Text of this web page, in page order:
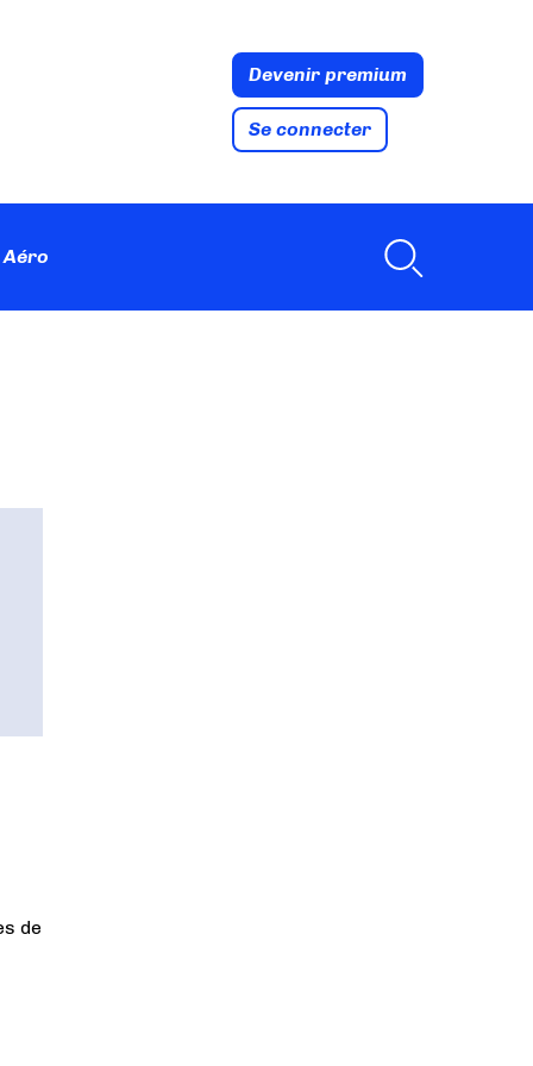
Devenir premium
Se connecter
de